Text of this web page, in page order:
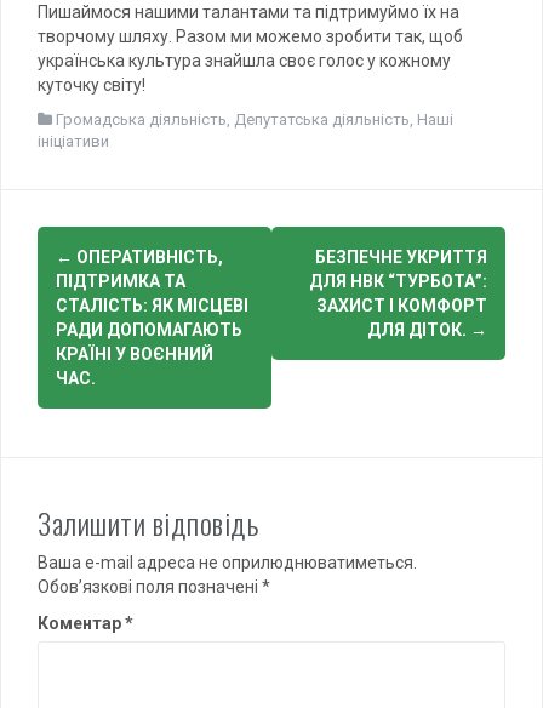
Пишаймося нашими талантами та підтримуймо їх на
творчому шляху. Разом ми можемо зробити так, щоб
українська культура знайшла своє голос у кожному
куточку світу!
Громадська діяльність Депутатська діяльність Наші
ініціативи
Post
navigation
← ОПЕРАТИВНІСТЬ,
ПІДТРИМКА ТА
СТАЛІСТЬ: ЯК МІСЦЕВІ
РАДИ ДОПОМАГАЮТЬ
КРАЇНІ У ВОЄННИЙ
ЧАС.
БЕЗПЕЧНЕ УКРИТТЯ
ДЛЯ НВК “ТУРБОТА”:
ЗАХИСТ І КОМФОРТ
ДЛЯ ДІТОК. →
Залишити відповідь
Ваша e-mail адреса не оприлюднюватиметься.
Обов’язкові поля позначені *
Коментар*